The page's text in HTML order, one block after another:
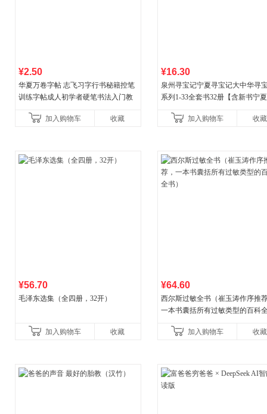
¥2.50
华夏万卷字帖 志飞习字行书秘籍控笔
训练字帖成人初学者硬笔书法入门教
加入购物车 收藏
¥16.30
泉州寻宝记宁夏寻宝记大中华寻
系列1-33全套书32册【含新书宁
广东福建河北黑
加入购物车 收藏
¥56.70
毛泽东选集（全四册，32开）
加入购物车 收藏
¥64.60
西尔斯过敏全书（崔玉涛作序推
一本书囊括所有过敏类型的百科
加入购物车
收藏